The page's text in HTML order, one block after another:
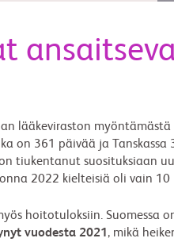
lääkeviraston
on 361 päivää ja
tiukentanut suosituksiaan
2022 kielteisiä oli vain 10
hoitotuloksiin. Suomessa
vuodesta 2021 , mikä